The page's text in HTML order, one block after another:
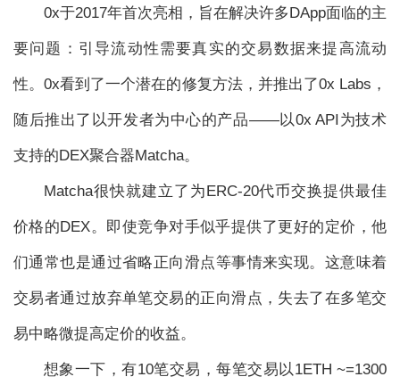
0x于2017年首次亮相，旨在解决许多DApp面临的主
要问题：引导流动性需要真实的交易数据来提高流动
性。0x看到了一个潜在的修复方法，并推出了0x Labs，
随后推出了以开发者为中心的产品——以0x API为技术
支持的DEX聚合器Matcha。
Matcha很快就建立了为ERC-20代币交换提供最佳
价格的DEX。即使竞争对手似乎提供了更好的定价，他
们通常也是通过省略正向滑点等事情来实现。这意味着
交易者通过放弃单笔交易的正向滑点，失去了在多笔交
易中略微提高定价的收益。
想象一下，有10笔交易，每笔交易以1ETH ~=1300